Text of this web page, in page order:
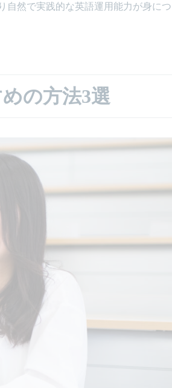
自然で実践的な英語運用能力が身につ
の方法3選